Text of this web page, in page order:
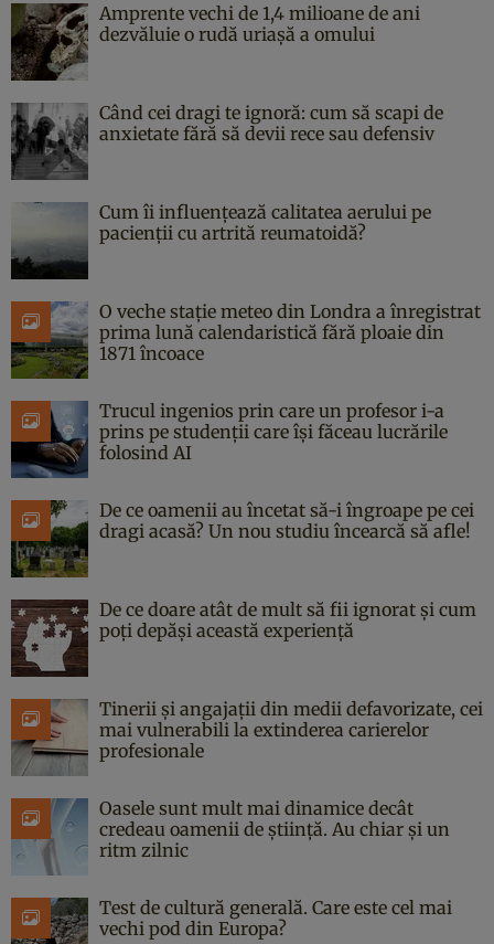
Amprente vechi de 1,4 milioane de ani
dezvăluie o rudă uriașă a omului
Când cei dragi te ignoră: cum să scapi de
anxietate fără să devii rece sau defensiv
Cum îi influențează calitatea aerului pe
pacienții cu artrită reumatoidă?
O veche stație meteo din Londra a înregistrat
prima lună calendaristică fără ploaie din
1871 încoace
Trucul ingenios prin care un profesor i-a
prins pe studenții care își făceau lucrările
folosind AI
De ce oamenii au încetat să-i îngroape pe cei
dragi acasă? Un nou studiu încearcă să afle!
De ce doare atât de mult să fii ignorat și cum
poți depăși această experiență
Tinerii și angajații din medii defavorizate, cei
mai vulnerabili la extinderea carierelor
profesionale
Oasele sunt mult mai dinamice decât
credeau oamenii de știință. Au chiar și un
ritm zilnic
Test de cultură generală. Care este cel mai
vechi pod din Europa?